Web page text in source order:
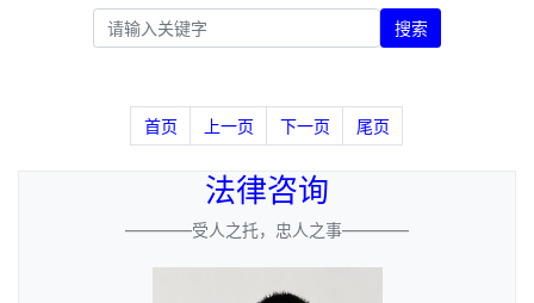
搜索
首页 上一页 下一页 尾页
法律咨询
————受人之托，忠人之事————